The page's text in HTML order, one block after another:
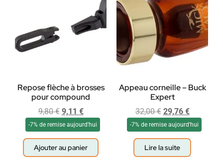
Repose flèche à brosses
pour compound
9,80€ 9,11 €
-7% de remise aujourd'hui
Ajouter au panier
Appeau corneille – Buck
Expert
32,00€ 29,76 €
-7% de remise aujourd'hui
Lire la suite